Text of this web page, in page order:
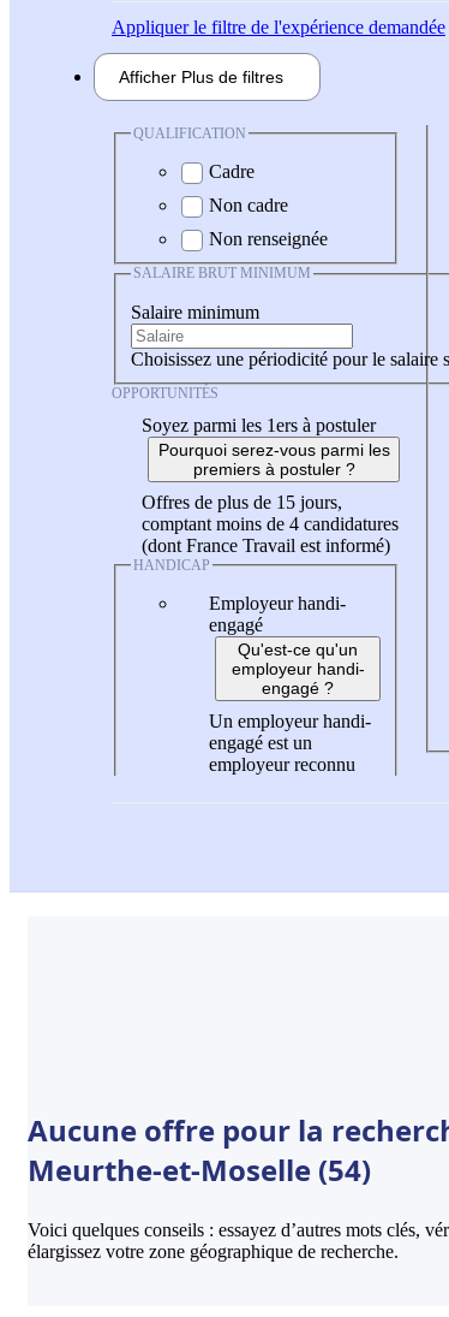
Appliquerle filtre de l'expérience demandée
Afficher Plus de filtres
QUALIFICATION
Cadre
Non cadre
Non renseignée
SALAIRE BRUT MINIMUM
Salaire minimum
Choisissez une périodicité pour le salaire
OPPORTUNITÉS
Soyez parmi les 1ers à postuler
Pourquoi serez-vous parmi les
premiers à postuler ?
Offres de plus de 15 jours,
comptant moins de 4 candidatures
(dont France Travail est informé)
HANDICAP
Employeur handi-
engagé
Qu'est-ce qu'un
employeur handi-
engagé ?
Un employeur handi-
engagé est un
employeur reconnu
Aucune offre pour la
Meurthe-et-Moselle (54)
Voici quelques conseils : essayez d’autres mots clés,
élargissez votre zone géographique de recherche.